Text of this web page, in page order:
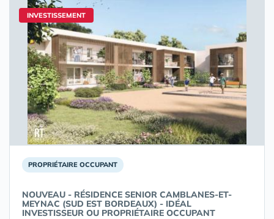
INVESTISSEMENT
PROPRIÉTAIRE OCCUPANT
NOUVEAU - RÉSIDENCE SENIOR CAMBLANES-ET-
MEYNAC (SUD EST BORDEAUX) - IDÉAL
INVESTISSEUR OU PROPRIÉTAIRE OCCUPANT